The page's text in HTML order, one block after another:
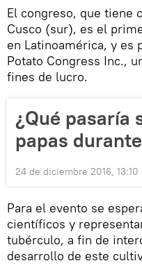
El congreso, que tiene
Cusco (sur), es el
en Latinoamérica, y es
Potato Congress Inc.,
fines de lucro.
¿Qué pasaría
papas
24 de diciembre 2016, 13:10
Para el evento se
científicos y
tubérculo, a fin de
desarrollo de este